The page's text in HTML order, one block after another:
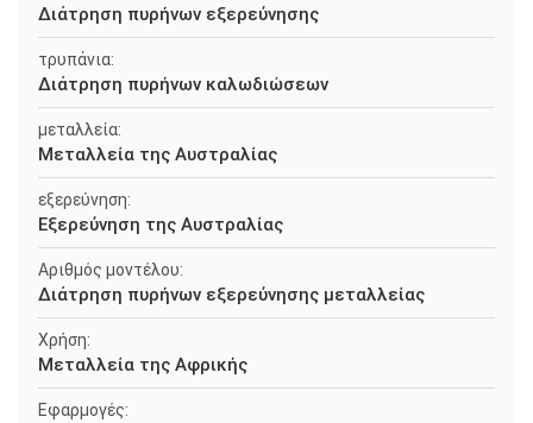
Διάτρηση πυρήνων εξερεύνησης
τρυπάνια:
Διάτρηση πυρήνων καλωδιώσεων
μεταλλεία:
Μεταλλεία της Αυστραλίας
εξερεύνηση:
Εξερεύνηση της Αυστραλίας
Αριθμός μοντέλου:
Διάτρηση πυρήνων εξερεύνησης μεταλλείας
Χρήση:
Μεταλλεία της Αφρικής
Εφαρμογές: